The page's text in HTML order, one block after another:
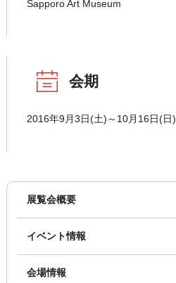
Sapporo Art Museum
会期
2016年9月3日(土)～10月16日(日)
展覧会概要
イベント情報
会場情報